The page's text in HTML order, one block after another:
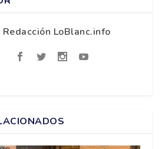
Redacción LoBlanc.info